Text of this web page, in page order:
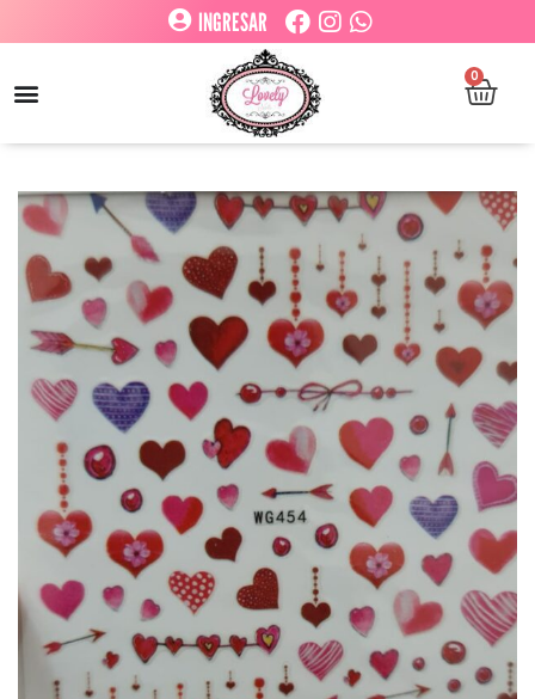
INGRESAR
0